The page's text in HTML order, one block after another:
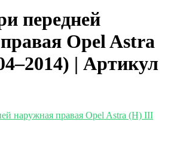
передней
Opel Astra
| Артикул